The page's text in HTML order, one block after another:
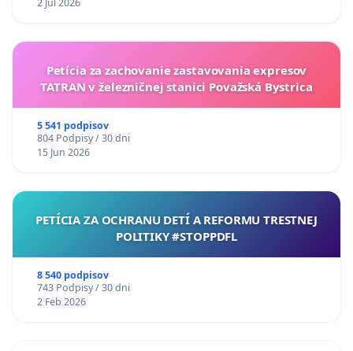
Petícia za zachovanie zastavovania expresov
TATRAN v železničnej stanici Považská Bystrica
5 541 podpisov
804 Podpisy / 30 dni
15 Jun 2026
PETÍCIA ZA OCHRANU DETÍ A REFORMU TRESTNEJ
POLITIKY #STOPPDFL
8 540 podpisov
743 Podpisy / 30 dni
2 Feb 2026